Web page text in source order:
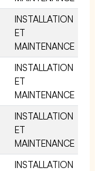
INSTALLATION
ET
MAINTENANCE
INSTALLATION
ET
MAINTENANCE
INSTALLATION
ET
MAINTENANCE
INSTALLATION